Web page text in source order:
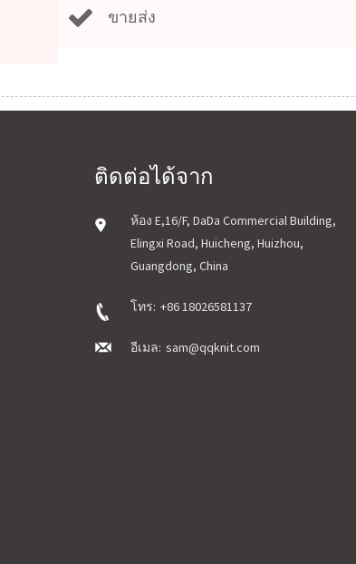
ขายส่ง
ติดต่อได้จาก
ห้อง E,16/F, DaDa Commercial Building,
Elingxi Road, Huicheng, Huizhou,
Guangdong, China
โทร: +86 18026581137
อีเมล: sam@qqknit.com